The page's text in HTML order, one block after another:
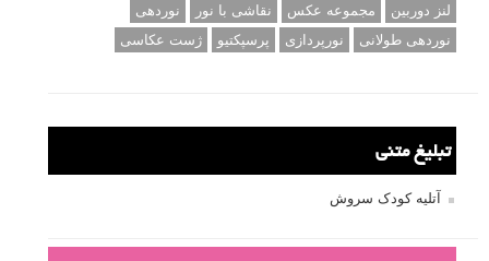
لنز دوربین
مجموعه عکس نقاشی با نور
نوردهی
نوردهی طولانی
نورپردازی پرسپکتیو ژست عکاسی
تبلیغ متنی
آتلیه کودک سروش